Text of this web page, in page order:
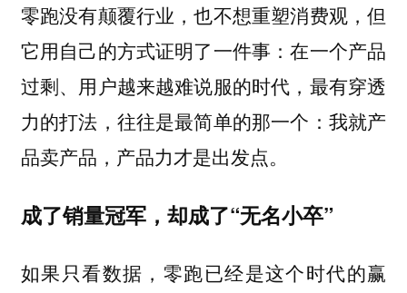
零跑没有颠覆行业，也不想重塑消费观，但
它用自己的方式证明了一件事：在一个产品
过剩、用户越来越难说服的时代，最有穿透
力的打法，往往是最简单的那一个：我就产
品卖产品，产品力才是出发点。
成了销量冠军，却成了“无名小卒”
如果只看数据，零跑已经是这个时代的赢